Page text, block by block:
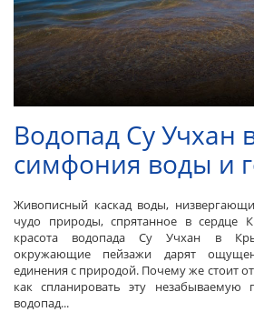
Водопад Су Учхан
симфония воды и
Живописный каскад воды,
чудо природы, спрятанное в
красота водопада Су Учхан в
окружающие пейзажи дарят
единения с природой. Почему же стоит
как спланировать эту незабываемую
водопад...